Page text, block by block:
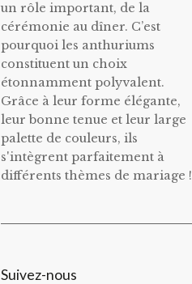
un rôle important, de la
cérémonie au dîner. C’est
pourquoi les anthuriums
constituent un choix
étonnamment polyvalent.
Grâce à leur forme élégante,
leur bonne tenue et leur large
palette de couleurs, ils
s'intègrent parfaitement à
différents thèmes de mariage !
Suivez-nous